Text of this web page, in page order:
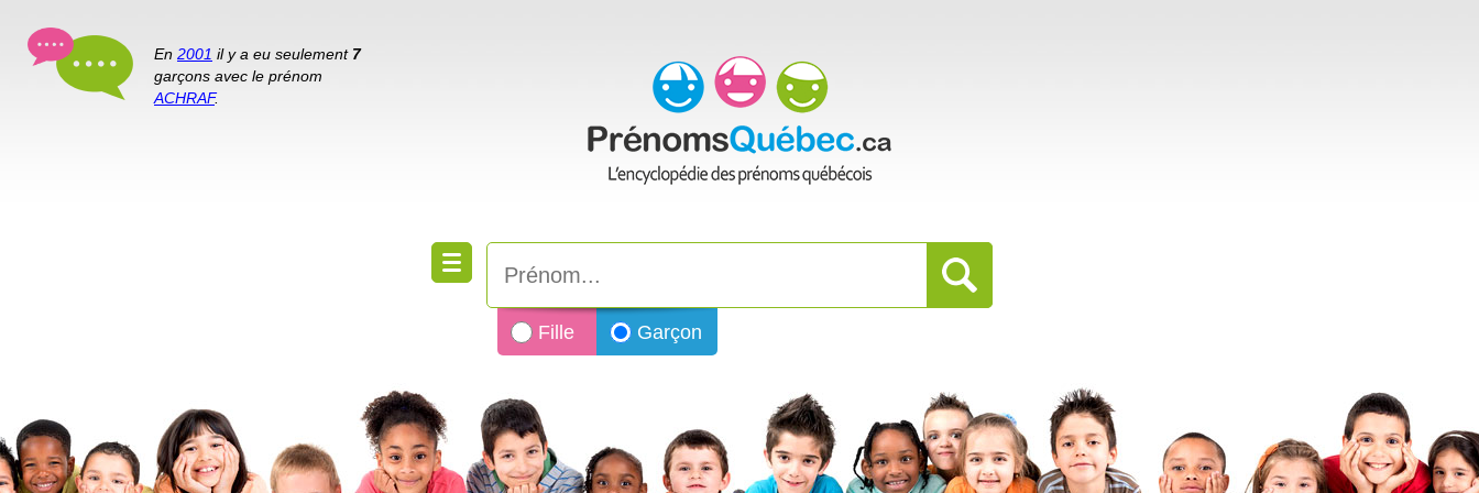
En 2001 il y a eu seulement 7
garçons avec le prénom
ACHRAF.
Fille Garçon